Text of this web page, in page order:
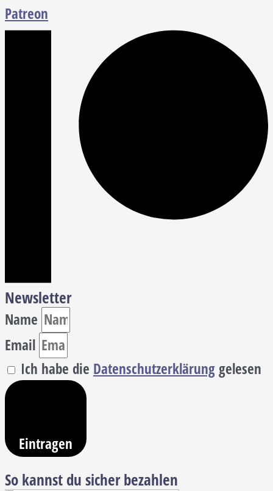
Patreon
Newsletter
Name
Email
Ich habe die Datenschutzerklärung gelesen
Eintragen
So kannst du sicher bezahlen